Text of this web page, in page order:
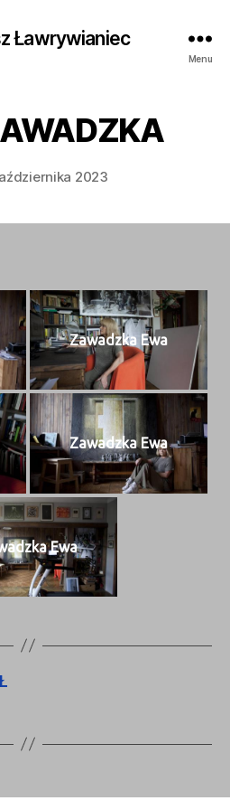
Ławrywianiec
Menu
2023
Zawadz­ka Ewa
Zawadz­ka Ewa
Ewa